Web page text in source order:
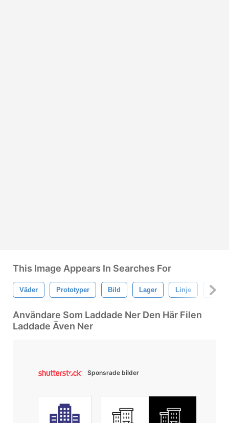
This Image Appears In Searches For
Väder Prototyper Bild Lager Linje
Användare Som Laddade Ner Den Här Filen
Laddade Även Ner
Sponsrade bilder